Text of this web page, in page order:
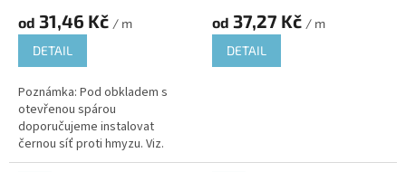
od 31,46 Kč / m
DETAIL
Poznámka: Pod obkladem s
otevřenou spárou
doporučujeme instalovat
černou síť proti hmyzu. Viz.
produktový list: 06YPL-SPH01;
od 37,27 Kč / m
DETAIL